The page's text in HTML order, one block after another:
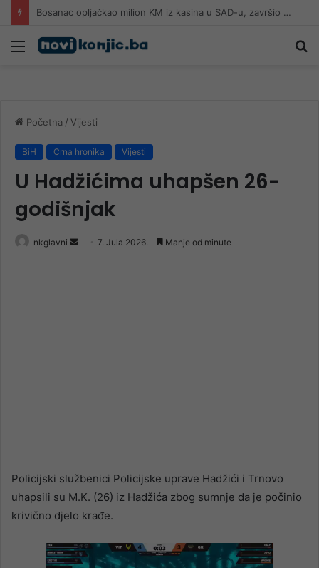
Kanjina i Živašnica pod budnim okom: Požar i dalje aktivan, vjetar ponovo raspiruje vatru
Meni
Početna / Vijesti
BiH Crna hronika Vijesti
U Hadžićima uhapšen 26-
godišnjak
nkglavni
Send7. Jula 2026. Manje od minute
Policijski službenici Policijske uprave Hadžići i Trnovo
uhapsili su M.K. (26) iz Hadžića zbog sumnje da je počinio
krivično djelo krađe.